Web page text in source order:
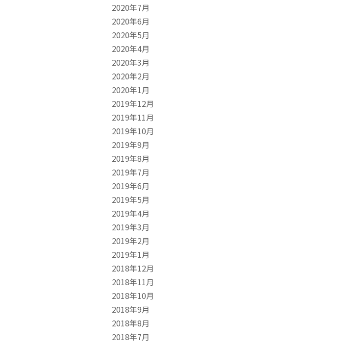
2020年7月
2020年6月
2020年5月
2020年4月
2020年3月
2020年2月
2020年1月
2019年12月
2019年11月
2019年10月
2019年9月
2019年8月
2019年7月
2019年6月
2019年5月
2019年4月
2019年3月
2019年2月
2019年1月
2018年12月
2018年11月
2018年10月
2018年9月
2018年8月
2018年7月